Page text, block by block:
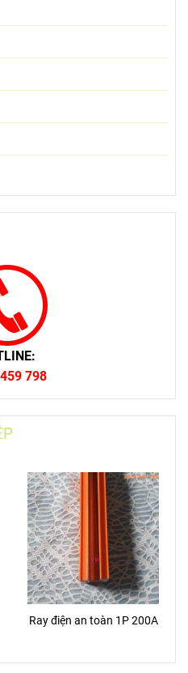
798
Ray điện an toàn 1P 200A